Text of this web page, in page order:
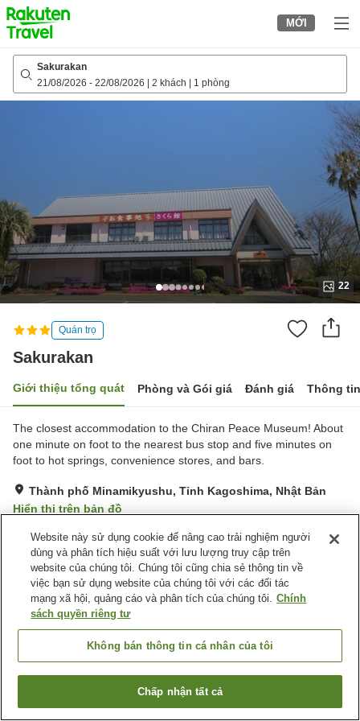
to
top
page
MỚI
Sakurakan
21/08/2026 - 22/08/2026 2 khách 1 phòng
22
Quán trọ
Sakurakan
Giới thiệu tổng quát Phòng và Gói giá Đánh giá Thông
The closest accommodation to the Chiran Peace Museum! About
one minute on foot to the nearest bus stop and five minutes on
foot to hot springs, convenience stores, and bars.
Thành phố Minamikyushu, Tỉnh Kagoshima, Nhật Bản
Hiển thị trên bản đồ
Rất tốt Đánh giá:64lượt
Tiện nghi chỗ nghỉ
Bãi đỗ xe
Nhà hàng
Máy bán hàng tự động
Trang chủ Nhật Bản
Tỉnh Kagoshima
Thành phố Minamikyushu
Sakurakan
Tìm phòng trống
Website này sử dụng cookie để nâng cao trải nghiệm người
dùng và phân tích hiệu suất với lưu lượng truy cập trên
website của chúng tôi. Chúng tôi cũng chia sẻ thông tin về
việc bạn sử dụng website của chúng tôi với các đối tác
mạng xã hội, quảng cáo và phân tích của chúng tôi. Chính
sách quyền riêng tư
Không bán thông tin cá nhân của tôi
Chấp nhận tất cả